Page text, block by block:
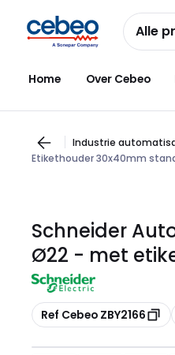
naar
navigatie
naar
inhoud
Alle
Home Over Cebeo
Industrie
Etikethouder 30x40mm
Schneider
Ø22 - met
Kopiëren
Ref Cebeo ZBY2166